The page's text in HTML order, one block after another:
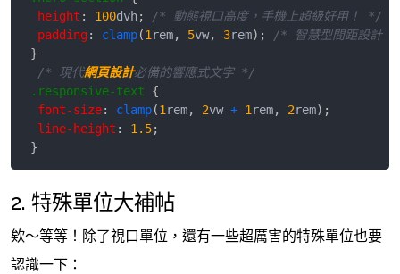
height : 100dvh;
/* 動態視口高度，手機上超級好用！ */
padding: clamp(1 rem, 5vw, 3rem) ;
/* 智慧型間距設計
}
/* 現代網頁設計必備的響應式文字 */
.responsive-text
{
font-size: clamp(1 rem, 2vw + 1 rem, 2rem) ;
line-height : 1.5;
}
2. 特殊單位大補帖
欸～等等！除了視口單位，還有一些超厲害的特殊單位也要
認識一下：